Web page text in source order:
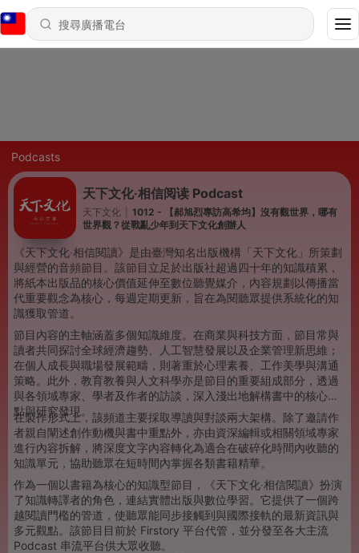
Podcasts
天下文化‧相信阅读 Podcast
天下文化
1012 - 【郝旭烈專訪高希均】沒有觀世界，哪有
世界觀？從戰亂少年到天下文化創辦人
《天下文化‧相信閱讀》是由臺灣知名出版機構「天下文化」所策劃
與經營的音頻節目。該節目立足於出版社超過四十年的知識積累，
將紙本出版品的核心價值延伸至數位聽覺媒介，內容規劃以傳播當
代重要觀念為核心，每週定期更新，旨在為閱聽眾提供系統化的知
識獲取管道。
節目內容的主軸涵蓋多個知識維度。在商業與科技方面，節目常與
讀者共同探討全球經濟趨勢、人工智慧發展以及企業管理新思維；
在個人成長與職場發展範疇，則著重於心理素養、工作美學與溝通
策略。此外，教育教養與人文科學亦是節目的重要組成部分，透過
與各領域專家、學者及作者的訪談，深入淺出地解構書中的核心論
點與研究發現。
在製作形式上，該頻道主要採取導讀與對談兩大架構。除了邀請作
者親自闡述創作動機與書中重點外，亦由資深編輯或相關領域專家
進行內容拆解，將深度文字內容轉化為適合在破碎化時間內收聽的
知識單元，協助聽眾在短時間內掌握各類書籍精華。
作為一個以書籍為核心的知識型節目，《天下文化‧相信閱讀》扮演
了知識轉譯者的角色，連結實體出版與數位學習。它提供了一個跨
越閱讀門檻的管道，使聽眾能同步接觸到與國際接軌的最新資訊與
多元觀點。該節目目前於 Firstory 平台代管，並分發至各大主流
Podcast 串流平台供大眾收聽。